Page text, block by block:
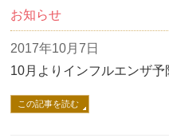
お知らせ
2017年10月7日
10月よりインフルエンザ
この記事を読む